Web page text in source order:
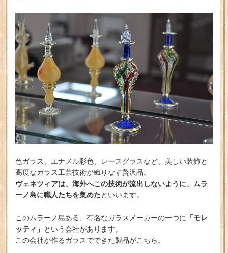
色ガラス、エナメル彩色、レースグラスなど、美しい装飾と
高度なガラス工芸技術が織りなす贅沢品。
ヴェネツィアは、海外へこの技術が流出しないように、ムラ
ーノ島に職人たちを集めたといいます。
このムラーノ島ある、有名なガラスメーカーの一つに 「モレ
ッティ」 という会社があります。
この会社が作るガラスでできた製品がこちら。